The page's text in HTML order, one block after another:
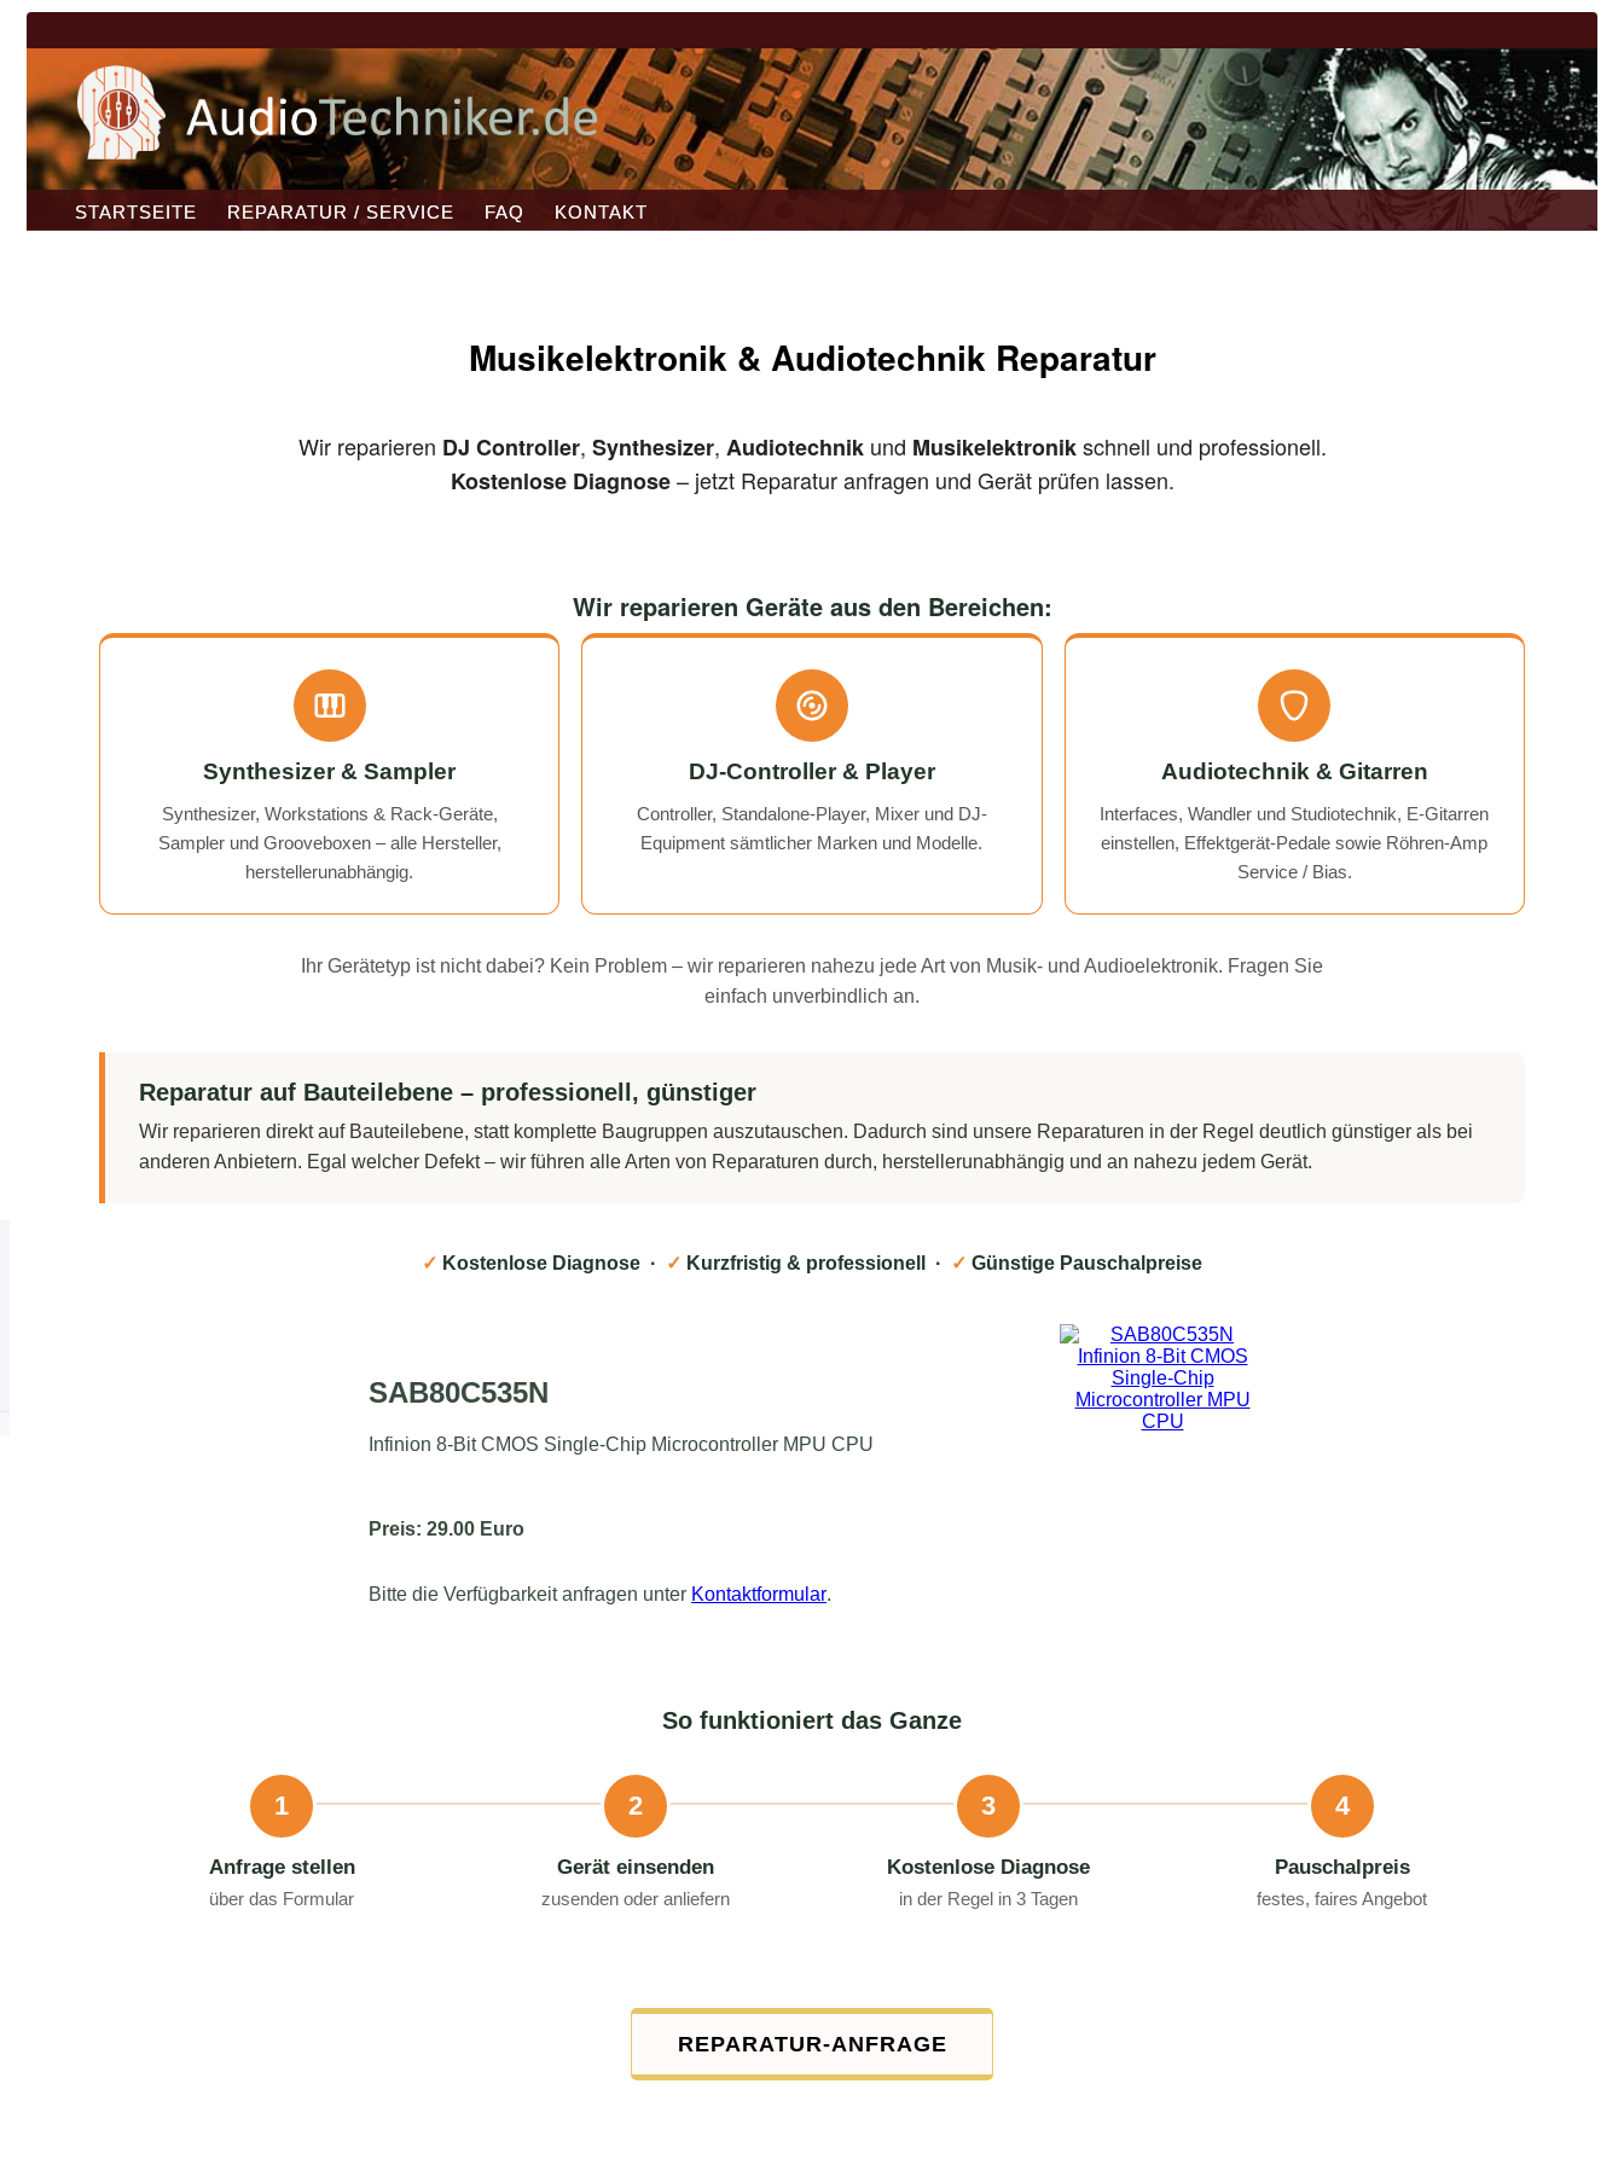
STARTSEITE REPARATUR / SERVICE FAQ KONTAKT
Musikelektronik & Audiotechnik Reparatur
Wir reparieren DJ Controller, Synthesizer, Audiotechnikund Musikelektronikschnell und professionell.
Kostenlose Diagnose– jetzt Reparatur anfragen und Gerät prüfen lassen.
Wir reparieren Geräte aus den Bereichen:
Synthesizer & Sampler
Synthesizer, Workstations & Rack-Geräte,
Sampler und Grooveboxen – alle Hersteller,
herstellerunabhängig.
DJ-Controller & Player
Controller, Standalone-Player, Mixer und DJ-
Equipment sämtlicher Marken und Modelle.
Audiotechnik & Gitarren
Interfaces, Wandler und Studiotechnik, E-Gitarren
einstellen, Effektgerät-Pedale sowie Röhren-Amp
Service / Bias.
Ihr Gerätetyp ist nicht dabei? Kein Problem – wir reparieren nahezu jede Art von Musik- und Audioelektronik. Fragen Sie
einfach unverbindlich an.
Reparatur auf Bauteilebene – professionell, günstiger
Wir reparieren direkt auf Bauteilebene, statt komplette Baugruppen auszutauschen. Dadurch sind unsere Reparaturen in der Regel deutlich günstiger als bei
anderen Anbietern. Egal welcher Defekt – wir führen alle Arten von Reparaturen durch, herstellerunabhängig und an nahezu jedem Gerät.
✓ Kostenlose Diagnose · ✓ Kurzfristig & professionell · ✓ Günstige Pauschalpreise
SAB80C535N
Infinion 8-Bit CMOS Single-Chip Microcontroller MPU CPU
Preis: 29.00 Euro
Bitte die Verfügbarkeit anfragen unter Kontaktformular.
So funktioniert das Ganze
1
Anfrage stellen
über das Formular
2
Gerät einsenden
zusenden oder anliefern
3
Kostenlose Diagnose
in der Regel in 3 Tagen
4
Pauschalpreis
festes, faires Angebot
REPARATUR-ANFRAGE